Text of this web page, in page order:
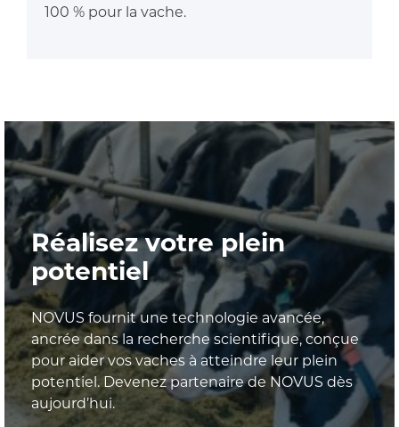
100 % pour la vache.
Réalisez votre plein
potentiel
NOVUS fournit une technologie avancée,
ancrée dans la recherche scientifique, conçue
pour aider vos vaches à atteindre leur plein
potentiel. Devenez partenaire de NOVUS dès
aujourd’hui.